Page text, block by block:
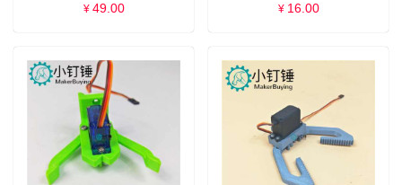
¥ 49.00 ¥ 16.00